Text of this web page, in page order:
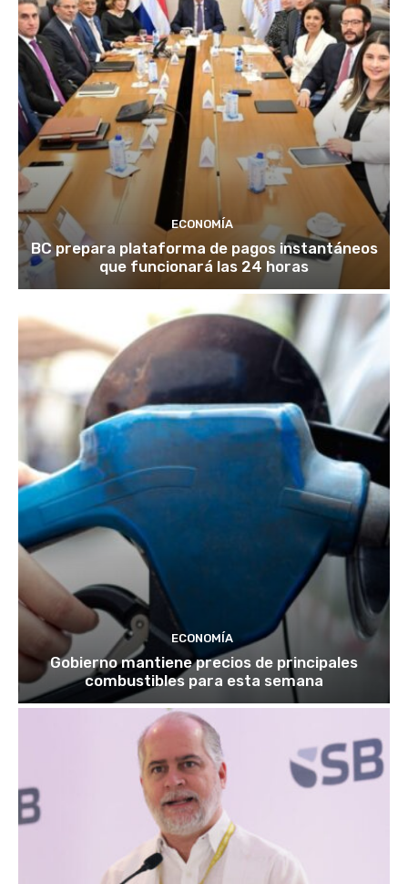
ECONOMÍA
BC prepara plataforma de pagos instantáneos
que funcionará las 24 horas
ECONOMÍA
Gobierno mantiene precios de principales
combustibles para esta semana